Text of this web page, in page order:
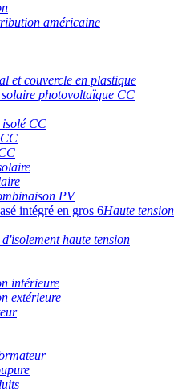
américaine
et couvercle en plastique
photovoltaïque CC
CC
PV
Haute tension
haute tension
intérieure
extérieure